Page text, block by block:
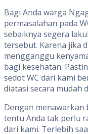
Bagi Anda warga
permasalahan pada
sebaiknya segera
tersebut. Karena jika
mengganggu
bagi kesehatan.
sedot WC dari kami
diatasi secara mudah
Dengan menawarkan
tentu Anda tak perlu
dari kami. Terlebih